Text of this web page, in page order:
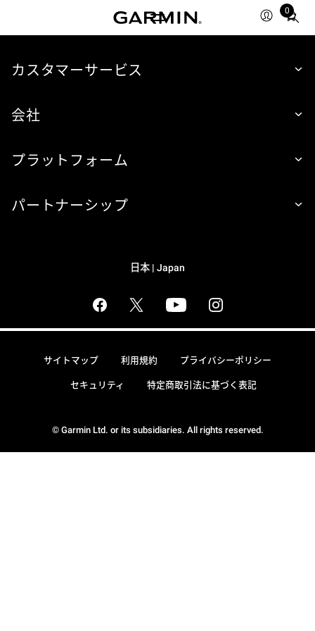
0
Total
カスタマーサービス
会社
プラットフォーム
パートナーシップ
日本 | Japan
© Garmin Ltd. or its subsidiaries. All rights reserved.
サイトマップ 利用規約 プライバシーポリシー
セキュリティ 特定商取引法に基づく表記